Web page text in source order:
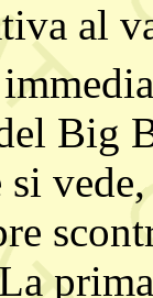
al
Big